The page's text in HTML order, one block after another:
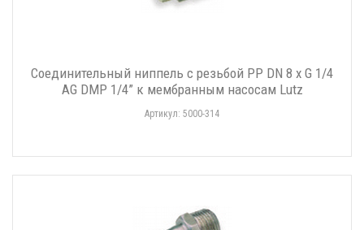
Соединительный ниппель с резьбой PP DN 8 x G 1/4
AG DMP 1/4” к мембранным насосам Lutz
Артикул: 5000-314